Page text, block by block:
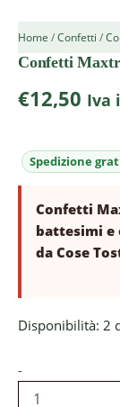
Home /Confetti /
Confetti
€12,50 Iva
Confetti
battesimi e
da Cose
Disponibilità: 2
-